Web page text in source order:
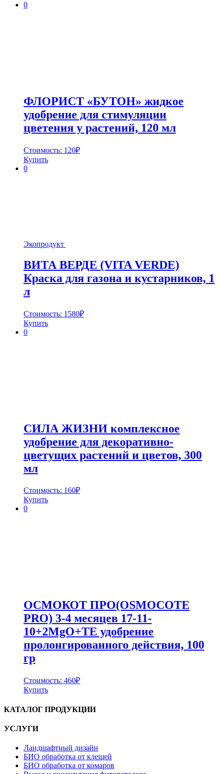
0
ФЛОРИСТ «БУТОН» жидкое
удобрение для стимуляции
цветения у растений, 120 мл
Стоимость: 120₽
Купить
0
Экопродукт
ВИТА ВЕРДЕ (VITA VERDE)
Краска для газона и кустарников, 1
л
Стоимость: 1580₽
Купить
0
СИЛА ЖИЗНИ комплексное
удобрение для декоративно-
цветущих растений и цветов, 300
мл
Стоимость: 160₽
Купить
0
ОСМОКОТ ПРО(OSMOCOTE
PRO) 3-4 месяцев 17-11-
10+2MgO+TE удобрение
пролонгированного действия, 100
гр
Стоимость: 460₽
Купить
КАТАЛОГ ПРОДУКЦИИ
УСЛУГИ
Ландшафтный дизайн
БИО обработка от клещей
БИО обработка от комаров